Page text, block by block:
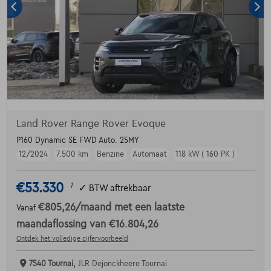
Land Rover Range Rover Evoque
P160 Dynamic SE FWD Auto. 25MY
12/2024
7.500 km Benzine Automaat 118 kW ( 160 PK )
€53.330 1 ✓ BTW aftrekbaar
Vanaf €805,26/maand met een laatste
maandaflossing van €16.804,26
Ontdek het volledige cijfervoorbeeld
7540 Tournai, JLR Dejonckheere Tournai